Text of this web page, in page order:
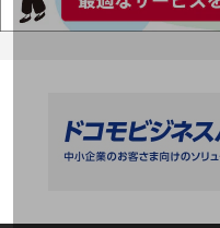
お悩みから見つけるTOP
バックオフィス
リモート・ハイブリッドワーク